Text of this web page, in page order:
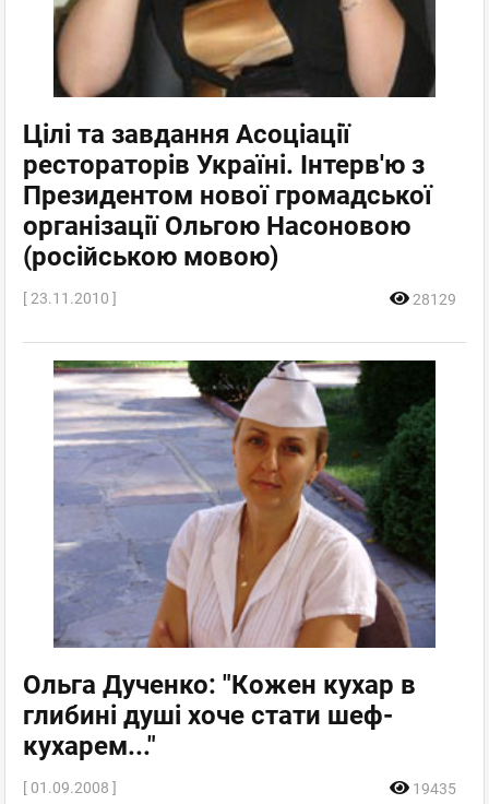
Цілі та завдання Асоціації
рестораторів Україні. Інтерв'ю з
Президентом нової громадської
організації Ольгою Насоновою
(російською мовою)
[ 23.11.2010 ] 28129
Ольга Дученко: "Кожен кухар в
глибині душі хоче стати шеф-
кухарем..."
[ 01.09.2008 ] 19435